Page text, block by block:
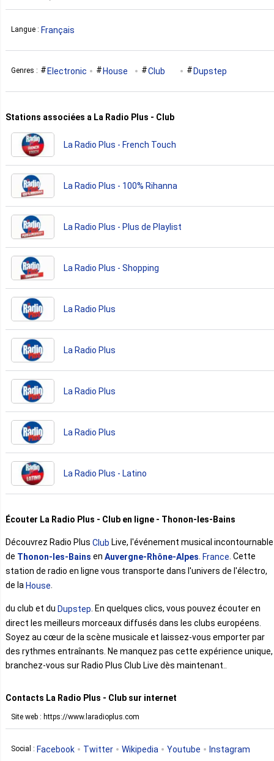
Langue : Français
Genres : Electronic House Club Dupstep
Stations associées a La Radio Plus - Club
La Radio Plus - French Touch
La Radio Plus - 100% Rihanna
La Radio Plus - Plus de Playlist
La Radio Plus - Shopping
La Radio Plus
La Radio Plus
La Radio Plus
La Radio Plus
La Radio Plus - Latino
Écouter La Radio Plus - Club en ligne - Thonon-les-Bains
Découvrez Radio Plus Club Live, l'événement musical incontournable
de Thonon-les-Bains en Auvergne-Rhône-Alpes. France. Cette
station de radio en ligne vous transporte dans l'univers de l'électro,
de la House
du club et du Dupstep . En quelques clics, vous pouvez écouter en
direct les meilleurs morceaux diffusés dans les clubs européens.
Soyez au cœur de la scène musicale et laissez-vous emporter par
des rythmes entraînants. Ne manquez pas cette expérience unique,
branchez-vous sur Radio Plus Club Live dès maintenant..
Contacts La Radio Plus - Club sur internet
Site web : https://www.laradioplus.com
Social : Facebook Twitter Wikipedia Youtube Instagram